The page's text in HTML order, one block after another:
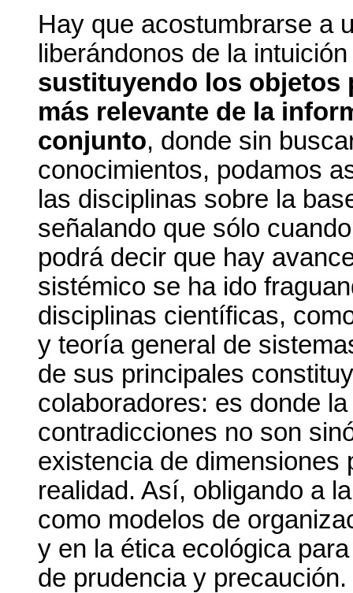
Hay que acostumbrarse a
liberándonos de la
sustituyendo los objetos
más relevante de la
conjunto, donde sin
conocimientos, podamos
las disciplinas sobre la
señalando que sólo
podrá decir que hay
sistémico se ha ido
disciplinas científicas,
y teoría general de
de sus principales
colaboradores: es donde
contradicciones no son
existencia de dimensiones
realidad. Así, obligando a
como modelos de
y en la ética ecológica
de prudencia y precaución.